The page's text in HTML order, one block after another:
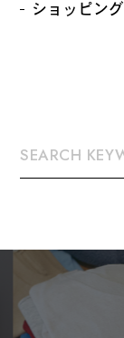
ショッピング